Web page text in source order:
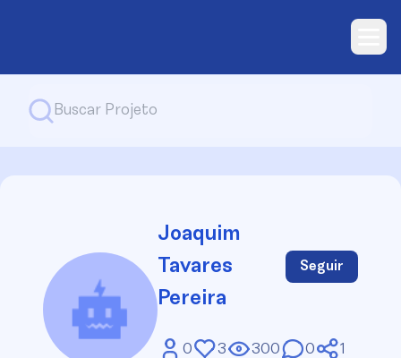
Joaquim
Tavares
Pereira
Seguir
0 3 300 0
1